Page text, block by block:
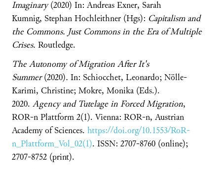
Imaginary(2020) In: Andreas Exner, Sarah
Kumnig, Stephan Hochleithner (Hgs): Capitalism and
the Commons. Just Commons in the Era of Multiple
Crises. Routledge.
The Autonomy of Migration After It's
Summer (2020). In: Schiocchet, Leonardo; Nölle-
Karimi, Christine; Mokre, Monika (Eds.).
2020. Agency and Tutelage in Forced Migration,
ROR-n Plattform 2(1). Vienna: ROR-n, Austrian
Academy of Sciences. https://doi.org/10.1553/RoR-
n_Plattform_Vol_02(1). ISSN: 2707-8760 (online);
2707-8752 (print).